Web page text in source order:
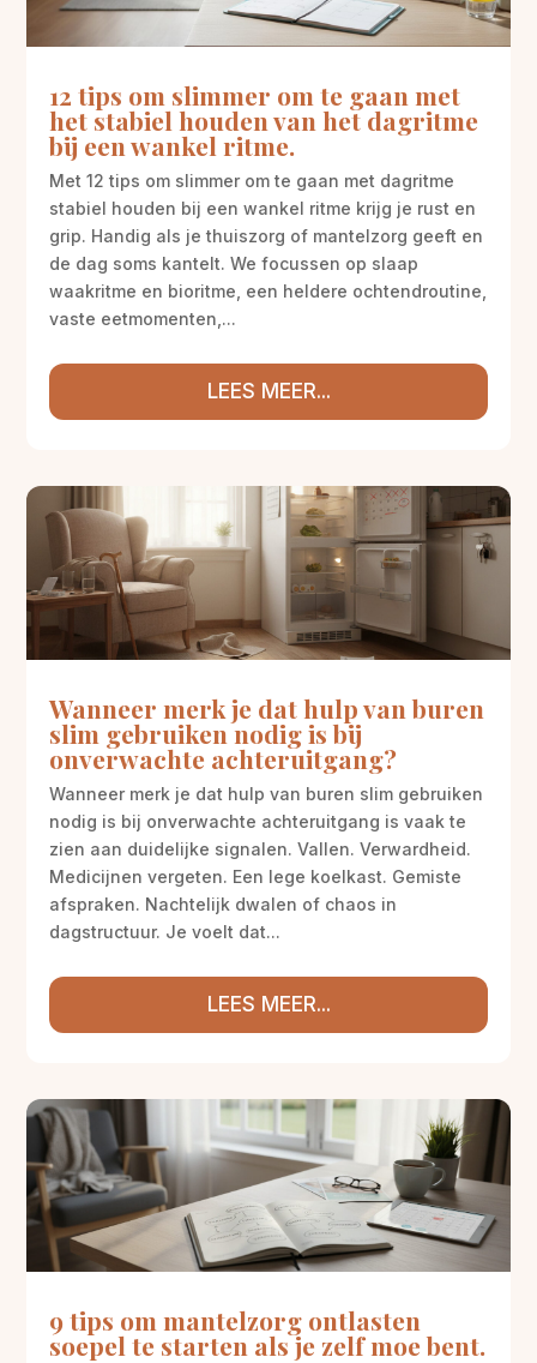
12 tips om slimmer om te gaan met
het stabiel houden van het dagritme
bij een wankel ritme.
Met 12 tips om slimmer om te gaan met dagritme
stabiel houden bij een wankel ritme krijg je rust en
grip. Handig als je thuiszorg of mantelzorg geeft en
de dag soms kantelt. We focussen op slaap
waakritme en bioritme, een heldere ochtendroutine,
vaste eetmomenten,...
LEES MEER...
Wanneer merk je dat hulp van buren
slim gebruiken nodig is bij
onverwachte achteruitgang?
Wanneer merk je dat hulp van buren slim gebruiken
nodig is bij onverwachte achteruitgang is vaak te
zien aan duidelijke signalen. Vallen. Verwardheid.
Medicijnen vergeten. Een lege koelkast. Gemiste
afspraken. Nachtelijk dwalen of chaos in
dagstructuur. Je voelt dat...
LEES MEER...
9 tips om mantelzorg ontlasten
soepel te starten als je zelf moe bent.